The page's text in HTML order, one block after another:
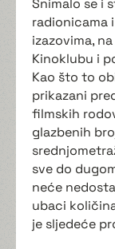
Snimalo se i
radionicama
izazovima,
Kinoklubu i
Kao što to
prikazani
filmskih
glazbenih
sve do
neće
ubaci
je sljedeće